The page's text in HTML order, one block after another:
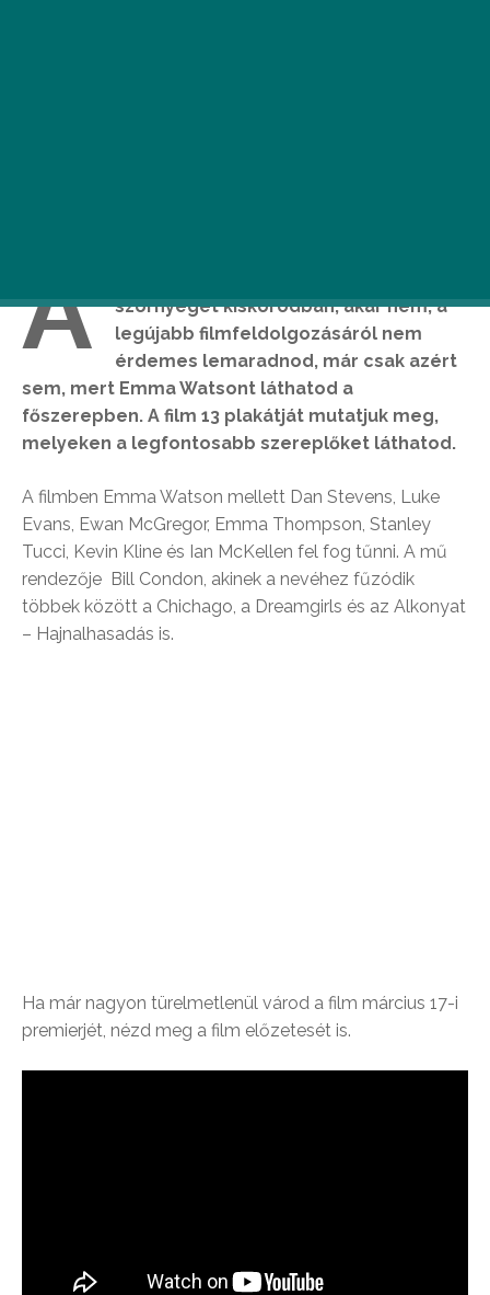
A
szörnyeget kiskorodban, akár nem, a
legújabb filmfeldolgozásáról nem
érdemes lemaradnod, már csak azért
sem, mert Emma Watsont láthatod a
főszerepben. A film 13 plakátját mutatjuk meg,
melyeken a legfontosabb szereplőket láthatod.
A filmben Emma Watson mellett Dan Stevens, Luke
Evans, Ewan McGregor, Emma Thompson, Stanley
Tucci, Kevin Kline és Ian McKellen fel fog tűnni. A mű
rendezője Bill Condon, akinek a nevéhez fűzódik
többek között a Chichago, a Dreamgirls és az Alkonyat
– Hajnalhasadás is.
Ha már nagyon türelmetlenül várod a film március 17-i
premierjét, nézd meg a film előzetesét is.